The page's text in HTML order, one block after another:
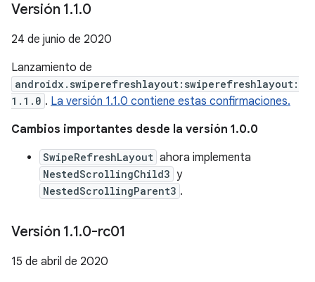
Versión 1.1.0
24 de junio de 2020
Lanzamiento de
androidx.swiperefreshlayout:swiperefreshlayout:
1.1.0 . La versión 1.1.0 contiene estas confirmaciones.
Cambios importantes desde la versión 1.0.0
SwipeRefreshLayout ahora implementa
NestedScrollingChild3 y
NestedScrollingParent3 .
Versión 1.1.0-rc01
15 de abril de 2020